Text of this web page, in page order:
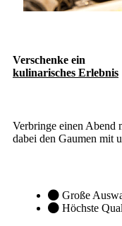
Verschenke ein
kulinarisches Erlebnis
Verbringe einen Abend
dabei den Gaumen mit
Große
Höchste